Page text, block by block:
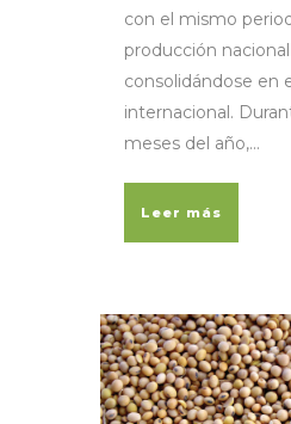
con el mismo
producción
consolidándose en
internacional.
meses del año,...
Leer más